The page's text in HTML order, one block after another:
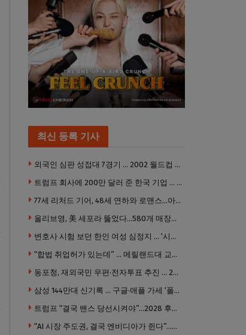
최신 등록 기사
외국인 심판 성접대 7경기 … 2002 월드컵 4강 신화도 흔들
트럼프 회사에 200만 달러 준 한국 기업 … 민주당 뇌물의혹 조사
77세 리처드 기어, 48세 연하와 로맨스…아들과 3살 차
올리브영, 美 세포라 뚫었다…580개 매장에 ‘K뷰티에딧’ 론칭
변호사 시험 보던 한인 여성 심정지 … ‘시험장측 대응 부적절’ 소송
“합법 취업허가 있는데” … 메릴랜드대 교수, 공항서 ICE에 체포, 구금 중
동포청, 재외국민 우편·전자투표 추진 … 2028년 도입 목표
삼성 144만대 신기록 … 구글·애플 가세 ‘폴더블 대전’ 열린다
트럼프 “결국 밴스 당선시켜야”…2028 후계 구도 힘 싣나
“AI 시장 주도권, 결국 엔비디아가 쥔다”…모건스탠리 장담